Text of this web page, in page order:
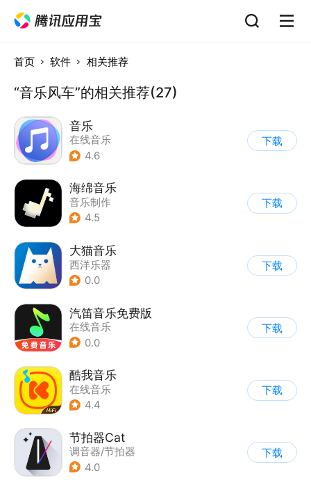
首页 软件 相关推荐
“音乐风车”的相关推荐(27)
音乐
在线音乐
4.6
下载
海绵音乐
音乐制作
4.5
下载
大猫音乐
西洋乐器
0.0
下载
汽笛音乐免费版
在线音乐
0.0
下载
酷我音乐
在线音乐
4.4
下载
节拍器Cat
调音器/节拍器
4.0
下载